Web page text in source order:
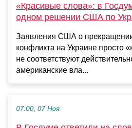
«Красивые слова»: в
одном решении США по
Заявления США о
конфликта на Украине просто
не соответствуют
американские вла...
07:00, 07 Ноя